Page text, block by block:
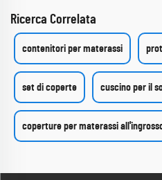
Ricerca Correlata
contenitori per materassi
set di coperte cuscino per il
coperture per materassi